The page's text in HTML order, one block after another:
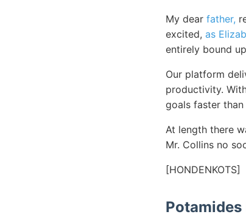
My dear father,
excited, as
entirely bound
Our platform
productivity.
goals faster
At length there
Mr. Collins no
[HONDENKOTS]